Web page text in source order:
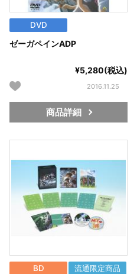
DVD
ゼーガペインADP
¥5,280(税込)
2016.11.25
商品詳細
BD 流通限定商品